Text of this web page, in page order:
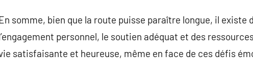
somme, bien que la route puisse paraître longue, il
personnel, le soutien adéquat et des
satisfaisante et heureuse, même en face de ces défis